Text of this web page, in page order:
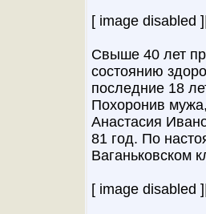
[ image disabled ]
Свыше 40 лет
состоянию
последние 18
Похоронив
Анастасия
81 год. По
Ваганьковском
[ image disabled ]